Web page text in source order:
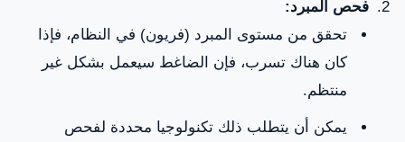
فحص المبرد:
تحقق من مستوى المبرد (فريون) في النظام، فإذا
كان هناك تسرب، فإن الضاغط سيعمل بشكل غير
منتظم.
يمكن أن يتطلب ذلك تكنولوجيا محددة لفحص